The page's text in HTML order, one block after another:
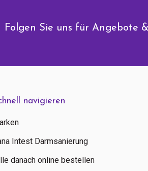
Folgen Sie uns für Angebote
navigieren
Intest Darmsanierung
danach online bestellen